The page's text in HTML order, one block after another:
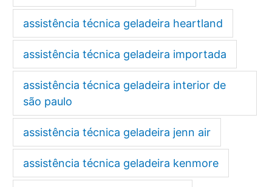
assistência técnica geladeira heartland
assistência técnica geladeira importada
assistência técnica geladeira interior de
são paulo
assistência técnica geladeira jenn air
assistência técnica geladeira kenmore